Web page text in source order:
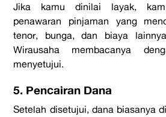
Jika kamu dinilai layak,
penawaran pinjaman yang
tenor, bunga, dan biaya
Wirausaha membacanya
menyetujui.
5. Pencairan Dana
Setelah disetujui, dana biasanya